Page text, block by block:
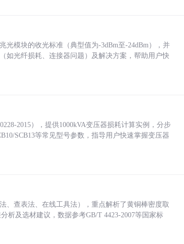
模块的收光标准（典型值为-3dBm至-24dBm），并
如光纤损耗、连接器问题）及解决方案，帮助用户快
2015），提供1000kVA变压器损耗计算实例，分步
SCB13等常见型号参数，指导用户快速掌握变压器
、查表法、在线工具法），重点解析了黄铜棒密度取
析及选材建议，数据参考GB/T 4423-2007等国家标